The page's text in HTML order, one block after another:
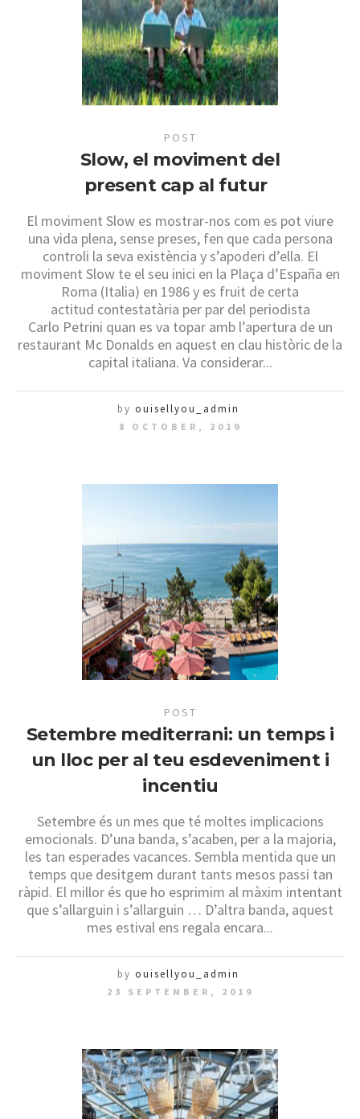
POST
Slow, el moviment del
present cap al futur
El moviment Slow es mostrar-nos com es pot viure
una vida plena, sense preses, fen que cada persona
controli la seva existència y s’apoderi d’ella. El
moviment Slow te el seu inici en la Plaça d’España en
Roma (Italia) en 1986 y es fruit de certa
actitud contestatària per par del periodista
Carlo Petrini quan es va topar amb l’apertura de un
restaurant Mc Donalds en aquest en clau històric de la
capital italiana. Va considerar...
by ouisellyou_admin
8 OCTOBER, 2019
POST
Setembre mediterrani: un temps i
un lloc per al teu esdeveniment i
incentiu
Setembre és un mes que té moltes implicacions
emocionals. D’una banda, s’acaben, per a la majoria,
les tan esperades vacances. Sembla mentida que un
temps que desitgem durant tants mesos passi tan
ràpid. El millor és que ho esprimim al màxim intentant
que s’allarguin i s’allarguin … D’altra banda, aquest
mes estival ens regala encara...
by ouisellyou_admin
23 SEPTEMBER, 2019